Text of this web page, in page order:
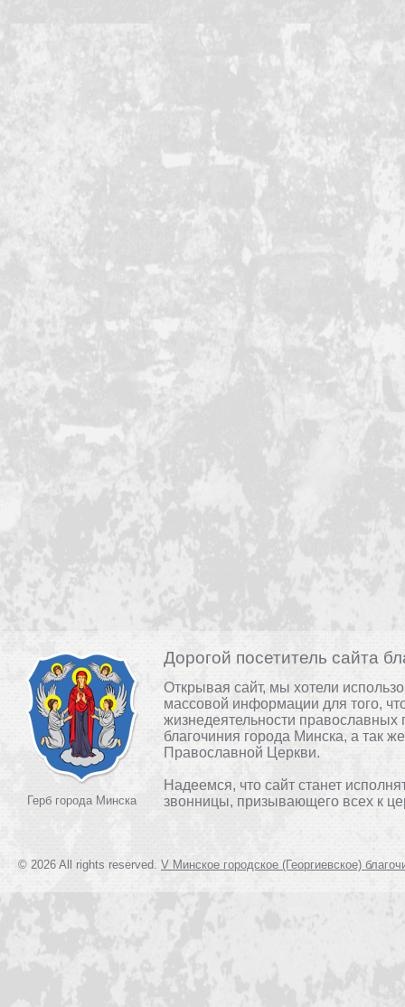
Герб города Минска
Дорогой посетитель сайта
Открывая сайт, мы хотели
массовой информации для того,
жизнедеятельности православных
благочиния города Минска, а так
Православной Церкви.
Надеемся, что сайт станет
звонницы, призывающего всех к
© 2026 All rights reserved. V Минское городское (Георгиевское)